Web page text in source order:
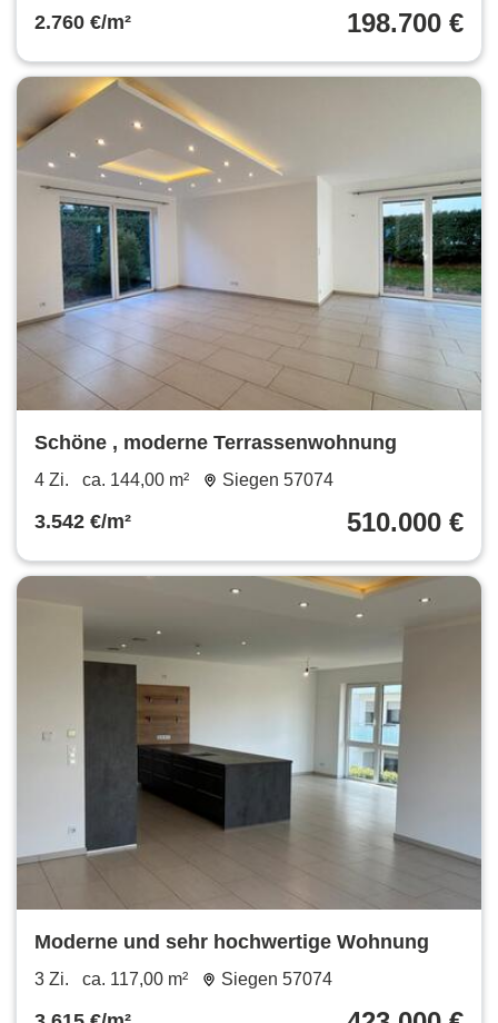
2.760 €/m² 198.700 €
Schöne , moderne Terrassenwohnung
4 Zi. ca. 144,00 m² Siegen 57074
3.542 €/m² 510.000 €
Moderne und sehr hochwertige Wohnung
3 Zi. ca. 117,00 m² Siegen 57074